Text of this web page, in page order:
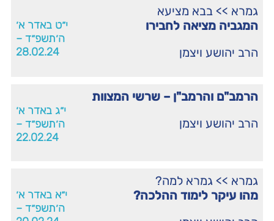
גמרא >> בבא מציעא
המגביה מציאה לחבירו
הרב יהושע ויצמן
י״ט באדר א׳
ה׳תשפ״ד –
28.02.24
הרמב"ם והרמב"ן – שרשי המצוות
הרב יהושע ויצמן
י״ג באדר א׳
ה׳תשפ״ד –
22.02.24
גמרא >> גמרא למה?
מהו עיקר לימוד ההלכה?
י״א באדר א׳
ה׳תשפ״ד –